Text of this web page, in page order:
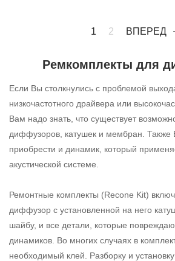
1 2 ВПЕРЕД
Ремкомплекты для
Если Вы столкнулись с проблемой
низкочастотного драйвера или
Вам надо знать, что существует
диффузоров, катушек и мембран. Также
приобрести и динамик, который
акустической системе.
Ремонтные комплекты (Recone Kit)
диффузор с установленной на него
шайбу, и все детали, которые
динамиков. Во многих случаях в
необходимый клей. Разборку и